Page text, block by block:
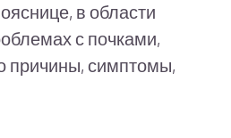
в области
с почками,
причины, симптомы,